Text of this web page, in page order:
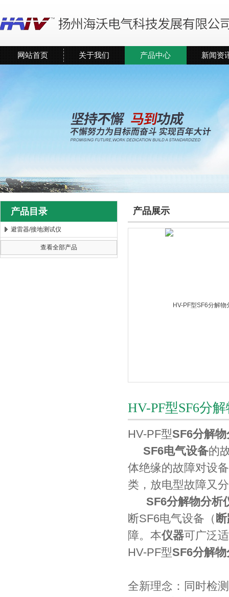
扬州海沃电气科技发展有限公司
网站首页 关于我们 产品中心 新闻资
产品目录
避雷器/接地测试仪
查看全部产品
产品展示
HV-PF型SF6分
HV-PF型SF6分解
SF6电气设备的
体绝缘的故障对设
类，放电型故障又
SF6分解物分析
断SF6电气设备（
障。本仪器可广泛
HV-PF型SF6分解
全新理念：同时检